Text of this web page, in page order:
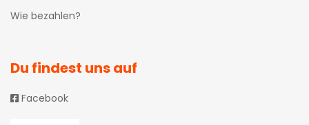
Wie bezahlen?
Du findest uns auf
Facebook